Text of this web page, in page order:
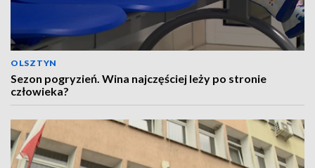
OLSZTYN
Sezon pogryzień. Wina najczęściej leży po stronie
człowieka?